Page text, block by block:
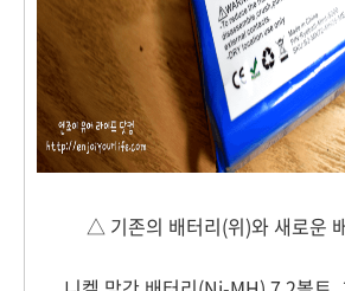
△ 기존의 배터리(위)와 새로운